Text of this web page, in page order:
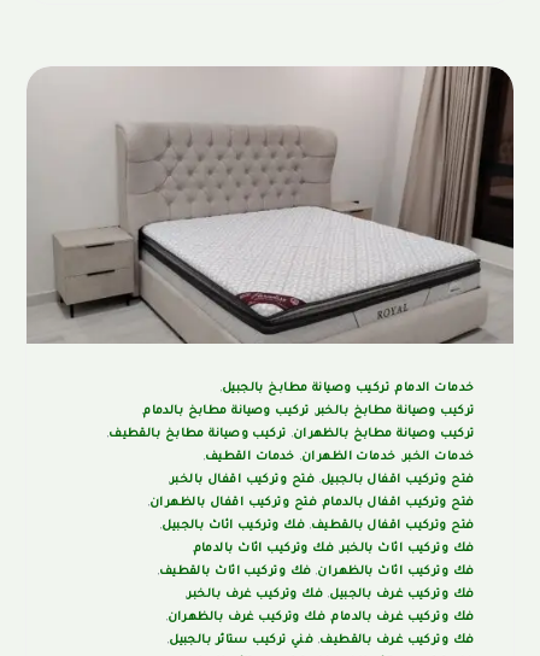
خدمات الدمام, تركيب وصيانة مطابخ بالجبيل,
تركيب وصيانة مطابخ بالخبر, تركيب وصيانة مطابخ بالدمام,
تركيب وصيانة مطابخ بالظهران, تركيب وصيانة مطابخ بالقطيف,
خدمات الخبر, خدمات الظهران, خدمات القطيف,
فتح وتركيب اقفال بالجبيل,فتح وتركيب اقفال بالخبر,
فتح وتركيب اقفال بالدمام,فتح وتركيب اقفال بالظهران,
فتح وتركيب اقفال بالقطيف,فك وتركيب اثاث بالجبيل,
فك وتركيب اثاث بالخبر, فك وتركيب اثاث بالدمام,
فك وتركيب اثاث بالظهران, فك وتركيب اثاث بالقطيف,
فك وتركيب غرف بالجبيل, فك وتركيب غرف بالخبر,
فك وتركيب غرف بالدمام, فك وتركيب غرف بالظهران,
فك وتركيب غرف بالقطيف, فني تركيب ستائر بالجبيل,